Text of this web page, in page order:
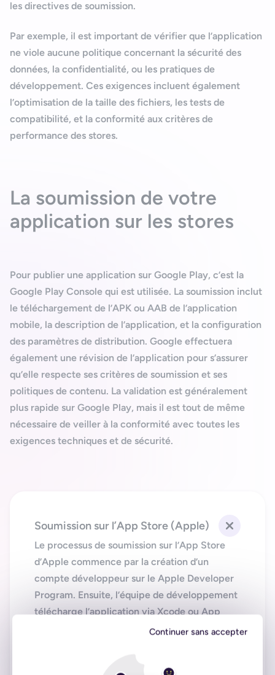
Continuer sans accepter
les directives de soumission.
Par exemple, il est important de vérifier que l’application
ne viole aucune politique concernant la sécurité des
données, la confidentialité, ou les pratiques de
développement. Ces exigences incluent également
l’optimisation de la taille des fichiers, les tests de
compatibilité, et la conformité aux critères de
performance des stores.
La soumission de votre
application sur les stores
Pour publier une application sur Google Play, c’est la
Google Play Console qui est utilisée. La soumission inclut
le téléchargement de l’APK ou AAB de l’application
mobile, la description de l’application, et la configuration
des paramètres de distribution. Google effectuera
également une révision de l’application pour s’assurer
qu’elle respecte ses critères de soumission et ses
politiques de contenu. La validation est généralement
plus rapide sur Google Play, mais il est tout de même
nécessaire de veiller à la conformité avec toutes les
exigences techniques et de sécurité.
Soumission sur l’App Store (Apple)
Le processus de soumission sur l’App Store
d’Apple commence par la création d’un
compte développeur sur le Apple Developer
Program. Ensuite, l’équipe de développement
télécharge l’application via Xcode ou App
, ajoute lesmétadonnées